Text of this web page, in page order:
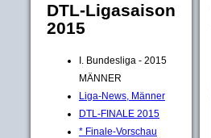
DTL-Ligasaison
2015
I. Bundesliga - 2015
MÄNNER
Liga-News, Männer
DTL-FINALE 2015
* Finale-Vorschau